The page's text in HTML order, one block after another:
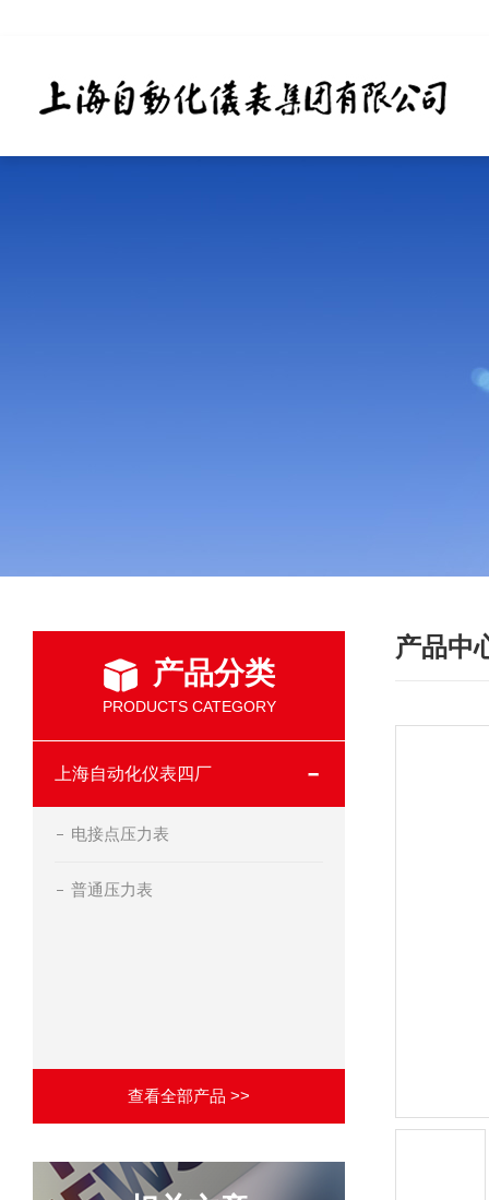
产品分类
PRODUCTS CATEGORY
上海自动化仪表四厂
电接点压力表
普通压力表
查看全部产品 >>
产品中